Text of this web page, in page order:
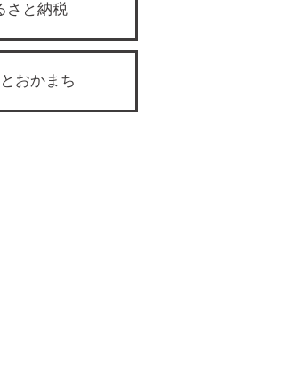
さと納税
おかまち